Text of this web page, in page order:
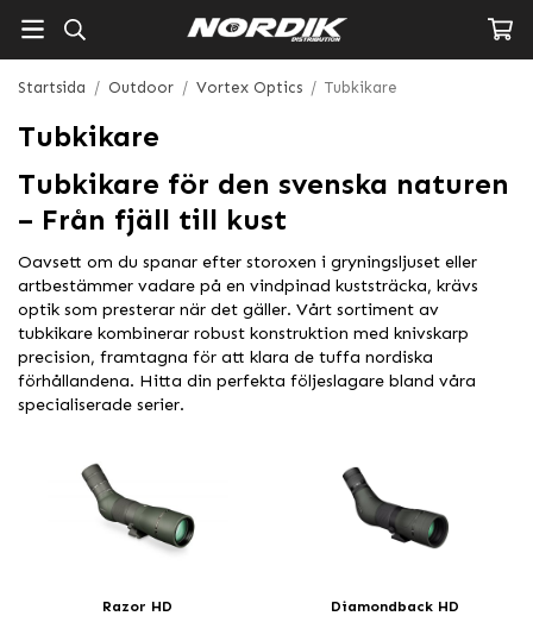
Startsida / Outdoor / Vortex Optics / Tubkikare
Tubkikare
Tubkikare för den svenska naturen
– Från fjäll till kust
Oavsett om du spanar efter storoxen i gryningsljuset eller
artbestämmer vadare på en vindpinad kuststräcka, krävs
optik som presterar när det gäller. Vårt sortiment av
tubkikare kombinerar robust konstruktion med knivskarp
precision, framtagna för att klara de tuffa nordiska
förhållandena. Hitta din perfekta följeslagare bland våra
specialiserade serier.
Razor HD Diamondback HD